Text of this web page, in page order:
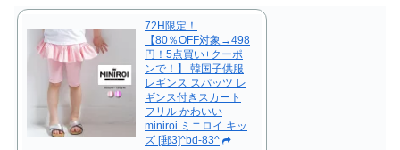
72H限定！
【80％OFF対象→498
円！5点買い+クーポ
ンで！】 韓国子供服
レギンス スパッツ レ
ギンス付きスカート
フリル かわいい
miniroi ミニロイ キッ
ズ [郵3]^bd-83^